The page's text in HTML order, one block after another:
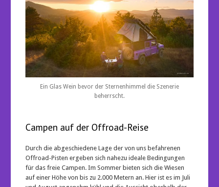
Ein Glas Wein bevor der Sternenhimmel die Szenerie
beherrscht.
Campen auf der Offroad-Reise
Durch die abgeschiedene Lage der von uns befahrenen
Offroad-Pisten ergeben sich nahezu ideale Bedingungen
für das freie Campen. Im Sommer bieten sich die Wiesen
auf einer Höhe von bis zu 2.000 Metern an. Hier ist es im Juli